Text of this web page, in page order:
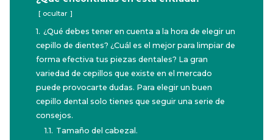
ocultar
1. ¿Qué debes tener en cuenta a la hora de elegir un
cepillo de dientes? ¿Cuál es el mejor para limpiar de
forma efectiva tus piezas dentales? La gran
variedad de cepillos que existe en el mercado
puede provocarte dudas. Para elegir un buen
cepillo dental solo tienes que seguir una serie de
consejos.
1.1. Tamaño del cabezal.